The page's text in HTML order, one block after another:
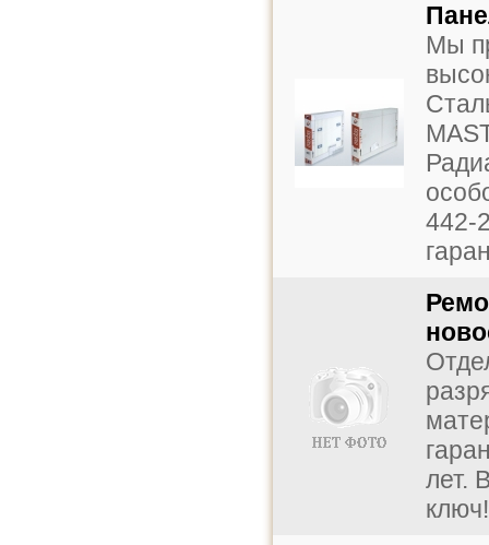
Мы
442-
лет.